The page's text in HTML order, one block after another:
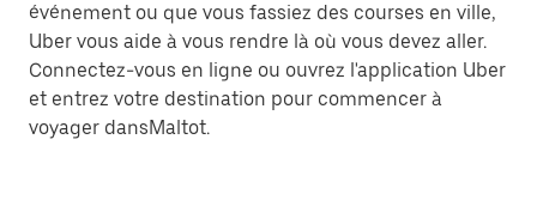
événement ou que vous fassiez des courses en ville,
Uber vous aide à vous rendre là où vous devez aller.
Connectez-vous en ligne ou ouvrez l'application Uber
et entrez votre destination pour commencer à
voyager dansMaltot.